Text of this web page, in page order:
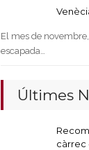
El mes de
escapada…
Últimes
càrrec